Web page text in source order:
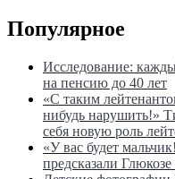
Популярное
Исследование:
на пенсию до 40 лет
«С таким
нибудь нарушить!»
себя новую роль
«У вас будет
предсказали